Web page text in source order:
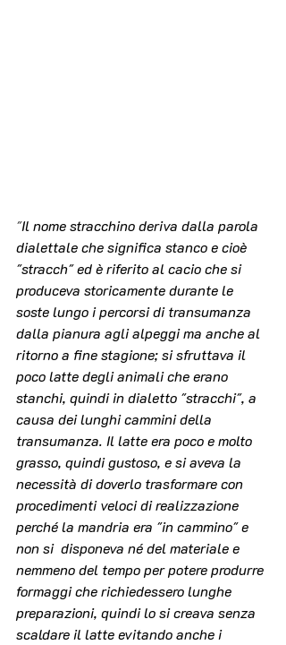
"Il nome stracchino deriva dalla parola
dialettale che significa stanco e cioè
"stracch" ed è riferito al cacio che si
produceva storicamente durante le
soste lungo i percorsi di transumanza
dalla pianura agli alpeggi ma anche al
ritorno a fine stagione; si sfruttava il
poco latte degli animali che erano
stanchi, quindi in dialetto "stracchi", a
causa dei lunghi cammini della
transumanza. Il latte era poco e molto
grasso, quindi gustoso, e si aveva la
necessità di doverlo trasformare con
procedimenti veloci di realizzazione
perché la mandria era "in cammino" e
non si  disponeva né del materiale e
nemmeno del tempo per potere produrre
formaggi che richiedessero lunghe
preparazioni, quindi lo si creava senza
scaldare il latte evitando anche i